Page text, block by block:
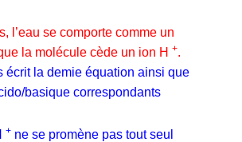
l’eau se comporte comme un
la molécule cède un ion H +.
écrit la demie équation ainsi que
basique correspondants
+ne se promène pas tout seul